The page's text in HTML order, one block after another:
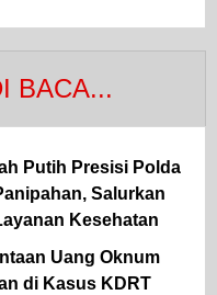
BACA...
Putih Presisi Polda
Salurkan
Kesehatan
Uang Oknum
di Kasus KDRT